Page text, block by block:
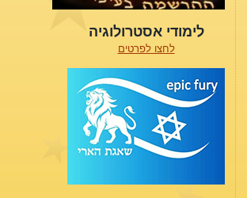
לימודי אסטרולוגיה
לחצו לפרטים